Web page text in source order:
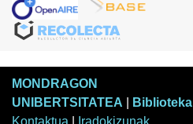
MONDRAGON
UNIBERTSITATEA
Biblioteka